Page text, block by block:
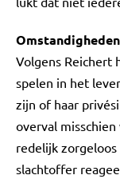
Omstandigheden
Volgens Reichert
spelen in het
zijn of haar
overval
redelijk
slachtoffer